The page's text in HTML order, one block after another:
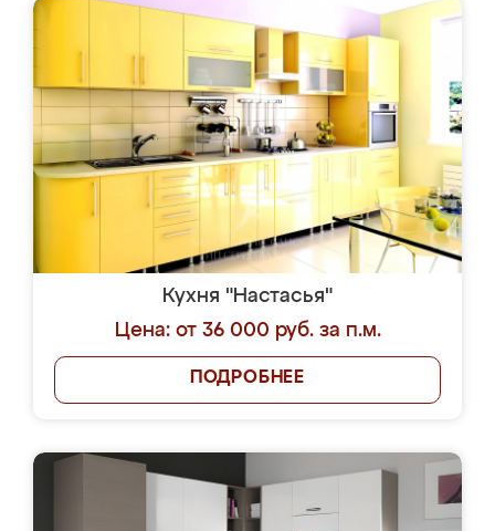
Кухня "Настасья"
Цена: от 36 000 руб. за п.м.
ПОДРОБНЕЕ